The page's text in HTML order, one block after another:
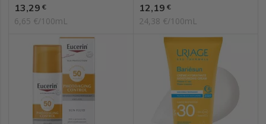
Prix
13,29 €
6,65 €/100mL
Prix
12,19 €
24,38 €/100mL